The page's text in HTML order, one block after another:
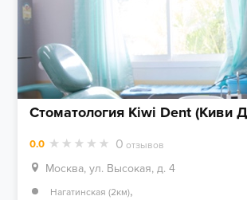
Стоматология Kiwi Dent (Киви
0.0 0 отзывов
Москва, ул. Высокая, д. 4
Нагатинская (2км),